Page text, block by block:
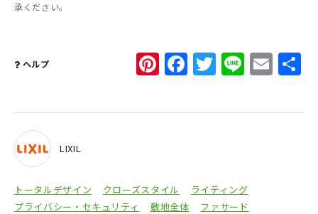
承ください。
ヘルプ Pinterest
Facebook
Twitter
Line
LIXIL
トータルデザイン クローズスタイル
ライティング
プライバシー・セキュリティ
敷地全体 ファサード